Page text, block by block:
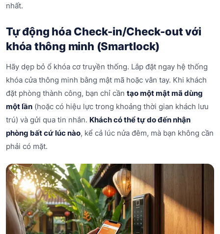
nhất.
Tự động hóa Check-in/Check-out với
khóa thông minh (Smartlock)
Hãy dẹp bỏ ổ khóa cơ truyền thống. Lắp đặt ngay hệ thống
khóa cửa thông minh bằng mật mã hoặc vân tay. Khi khách
đặt phòng thành công, bạn chỉ cần tạo một mật mã dùng
một lần (hoặc có hiệu lực trong khoảng thời gian khách lưu
trú) và gửi qua tin nhắn. Khách có thể tự do đến nhận
phòng bất cứ lúc nào, kể cả lúc nửa đêm, mà bạn không cần
phải có mặt.